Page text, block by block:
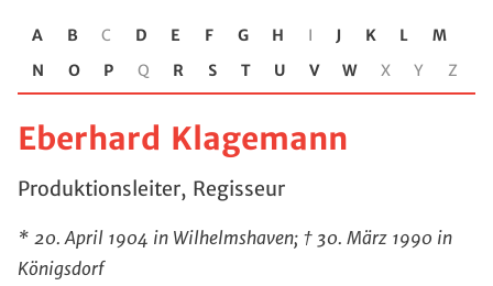
A B C D E F G H I J K L
M
N
O P Q R S T U V W X Y Z
Eberhard Klagemann
Produktionsleiter, Regisseur
* 20. April 1904 in Wilhelmshaven; † 30. März 1990 in
Königsdorf